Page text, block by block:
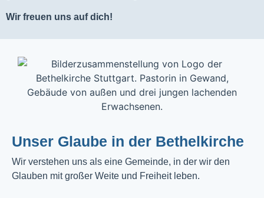
Wir freuen uns auf dich!
Unser Glaube in der Bethelkirche
Wir verstehen uns als eine Gemeinde, in der wir den
Glauben mit großer Weite und Freiheit leben.